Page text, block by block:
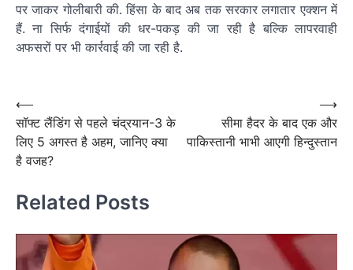
पर जाकर गोलीबारी की. हिंसा के बाद अब तक सरकार लगातार एक्शन में
हैं. ना सिर्फ दंगाईयों की धर-पकड़ की जा रही है बल्कि लापरवाही
अफसरों पर भी कार्रवाई की जा रही है.
navigation
Post
navigation
⟵
सॉफ्ट लैंडिंग से पहले चंद्रयान-3 के
लिए 5 अगस्त है अहम, जानिए क्या
है वजह?
सीमा हैदर के बाद एक और
पाकिस्तानी भाभी आएगी हिन्दुस्तान
⟶
Related Posts